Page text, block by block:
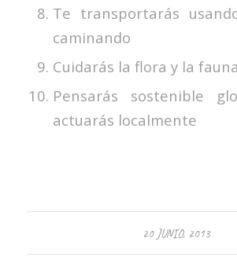
Te transportarás
caminando
Cuidarás la flora y la fauna
Pensarás sostenible
actuarás localmente
20 JUNIO, 2013